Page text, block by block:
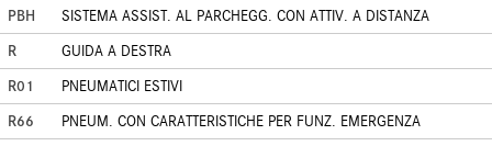
PBH
SISTEMA ASSIST. AL PARCHEGG. CON ATTIV. A DISTANZA
R
GUIDA A DESTRA
R01
PNEUMATICI ESTIVI
R66
PNEUM. CON CARATTERISTICHE PER FUNZ. EMERGENZA